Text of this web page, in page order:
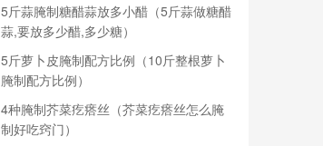
5斤蒜腌制糖醋蒜放多小醋（5斤蒜做糖醋
蒜,要放多少醋,多少糖）
5斤萝卜皮腌制配方比例（10斤整根萝卜
腌制配方比例）
4种腌制芥菜疙瘩丝（芥菜疙瘩丝怎么腌
制好吃窍门）